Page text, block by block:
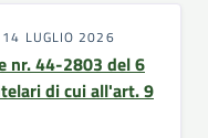
14 LUGLIO 2026
nr. 44-2803 del 6
di cui all'art. 9